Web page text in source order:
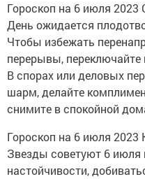
Гороскоп на 6 июля 2023
День ожидается
Чтобы избежать
перерывы,
В спорах или деловых
шарм, делайте
снимите в спокойной
Гороскоп на 6 июля 2023
Звезды советуют 6 июля
настойчивости,